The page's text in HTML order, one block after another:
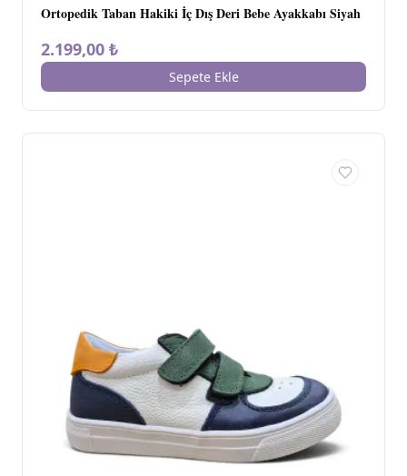
Ortopedik Taban Hakiki İç Dış Deri Bebe Ayakkabı Siyah
2.199,00 ₺
Sepete Ekle